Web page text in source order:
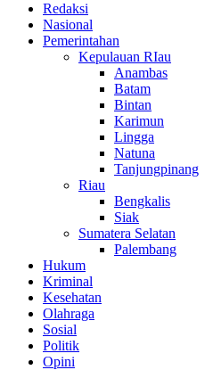
Redaksi
Nasional
Pemerintahan
Kepulauan RIau
Anambas
Batam
Bintan
Karimun
Lingga
Natuna
Tanjungpinang
Riau
Bengkalis
Siak
Sumatera Selatan
Palembang
Hukum
Kriminal
Kesehatan
Olahraga
Sosial
Politik
Opini